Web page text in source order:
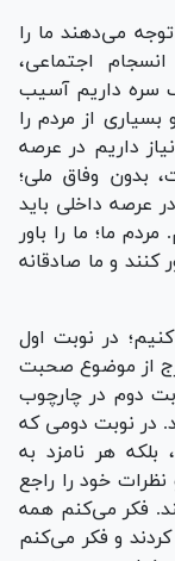
می‌دهند ما را
اجتماعی،
سره داریم آسیب
از مردم را
داریم در عرصه
بدون وفاق ملی؛
عرصه داخلی باید
ما؛ ما را باور
کنند و ما صادقانه
در نوبت اول
از موضوع صحبت
دوم در چارچوب
در نوبت دومی که
هر نامزد به
خود را راجع
فکر می‌کنم همه
کردند و فکر می‌کنم